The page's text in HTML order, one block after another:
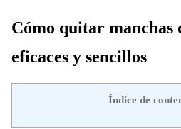
Cómo quitar manchas
eficaces y sencillos
Índice de